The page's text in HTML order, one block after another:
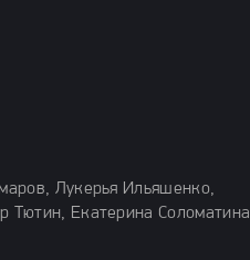
Лукерья Ильяшенко,
Тютин, Екатерина Соломатина